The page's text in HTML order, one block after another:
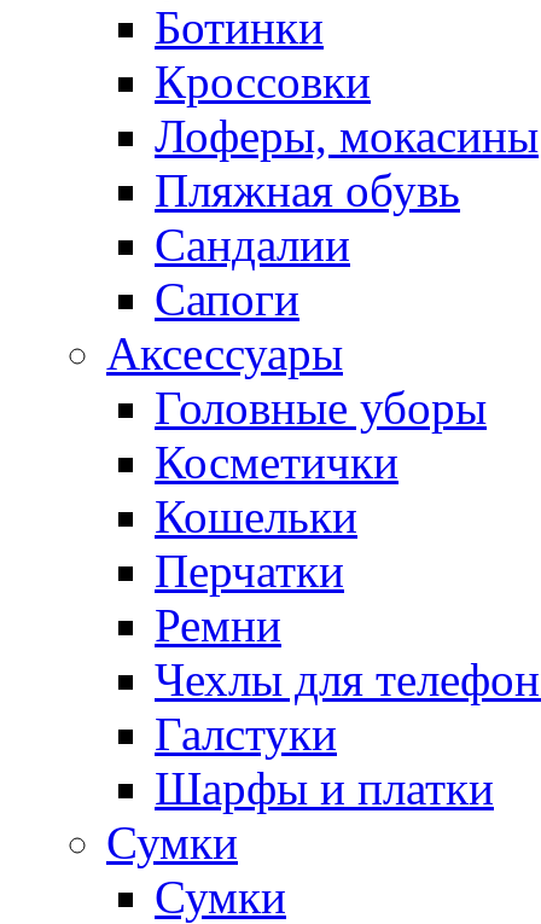
Ботинки
Кроссовки
Лоферы, мокасины
Пляжная обувь
Сандалии
Сапоги
Аксессуары
Головные уборы
Косметички
Кошельки
Перчатки
Ремни
Чехлы для
Галстуки
Шарфы и платки
Сумки
Сумки